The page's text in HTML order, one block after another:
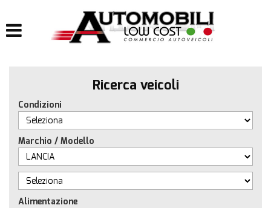
IMPIANTI GPL
IMPIANTI METANO
ACQUISTIAMO USATO
Ricerca veicoli
Condizioni
Marchio / Modello
Alimentazione